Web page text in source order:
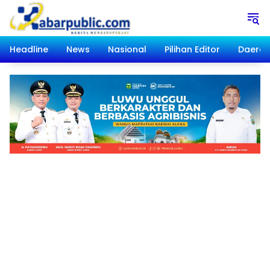
Langsung
konten
Headline
News Nasional Pilihan Editor Daerah